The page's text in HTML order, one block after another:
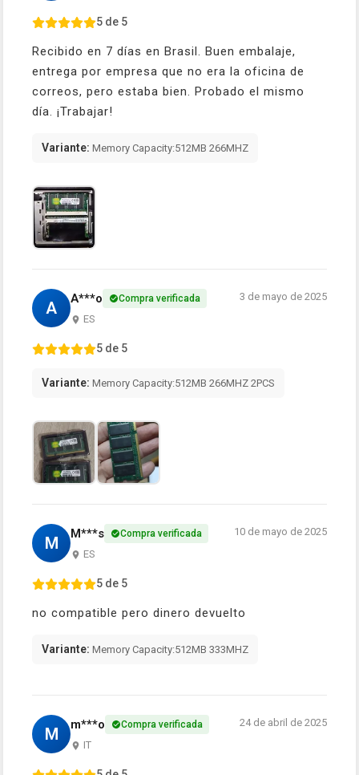
5 de 5
Recibido en 7 días en Brasil. Buen embalaje,
entrega por empresa que no era la oficina de
correos, pero estaba bien. Probado el mismo
día. ¡Trabajar!
Variante: Memory Capacity:512MB 266MHZ
A A***o Compra verificada
ES
3 de mayo de 2025
5 de 5
Variante: Memory Capacity:512MB 266MHZ 2PCS
M M***s Compra verificada
ES
10 de mayo de 2025
5 de 5
no compatible pero dinero devuelto
Variante: Memory Capacity:512MB 333MHZ
M m***o Compra verificada
IT
24 de abril de 2025